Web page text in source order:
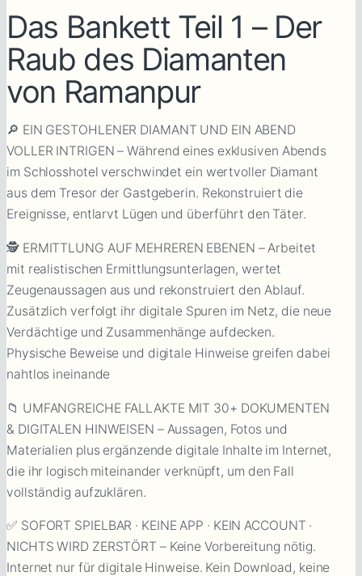
Das Bankett Teil 1 – Der
Raub des Diamanten
von Ramanpur
🔎 EIN GESTOHLENER DIAMANT UND EIN ABEND
VOLLER INTRIGEN – Während eines exklusiven Abends
im Schlosshotel verschwindet ein wertvoller Diamant
aus dem Tresor der Gastgeberin. Rekonstruiert die
Ereignisse, entlarvt Lügen und überführt den Täter.
🕵️ ERMITTLUNG AUF MEHREREN EBENEN – Arbeitet
mit realistischen Ermittlungsunterlagen, wertet
Zeugenaussagen aus und rekonstruiert den Ablauf.
Zusätzlich verfolgt ihr digitale Spuren im Netz, die neue
Verdächtige und Zusammenhänge aufdecken.
Physische Beweise und digitale Hinweise greifen dabei
nahtlos ineinande
📁 UMFANGREICHE FALLAKTE MIT 30+ DOKUMENTEN
& DIGITALEN HINWEISEN – Aussagen, Fotos und
Materialien plus ergänzende digitale Inhalte im Internet,
die ihr logisch miteinander verknüpft, um den Fall
vollständig aufzuklären.
✅ SOFORT SPIELBAR · KEINE APP · KEIN ACCOUNT ·
NICHTS WIRD ZERSTÖRT – Keine Vorbereitung nötig.
Internet nur für digitale Hinweise. Kein Download, keine